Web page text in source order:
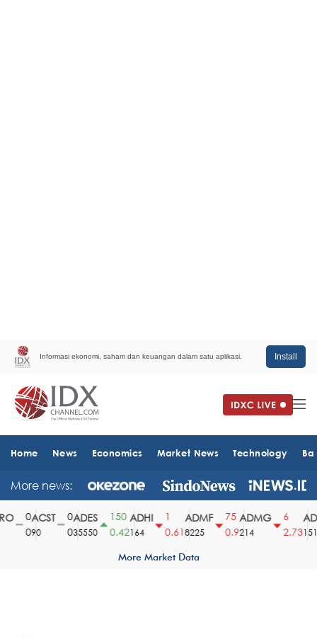
Informasi ekonomi, saham dan keuangan dalam satu aplikasi. Install
Home News Economics Market News Technology
More news:
ACST
90
ADES
35550
150
0.42
ADHI
164
0.61
ADMF
8225
75
0.9
ADMG
214
2.731510
More Market Data